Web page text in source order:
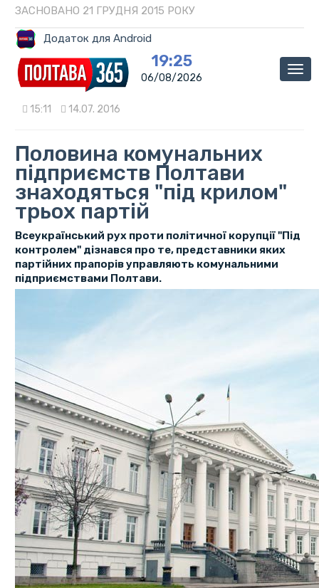
ЗАСНОВАНО 21 ГРУДНЯ 2015 РОКУ
Додаток для Android
19:25
06/08/2026
15:11 14.07. 2016
Половина комунальних
підприємств Полтави
знаходяться "під крилом"
трьох партій
Всеукраїнський рух проти політичної корупції "Під
контролем" дізнався про те, представники яких
партійних прапорів управляють комунальними
підприємствами Полтави.